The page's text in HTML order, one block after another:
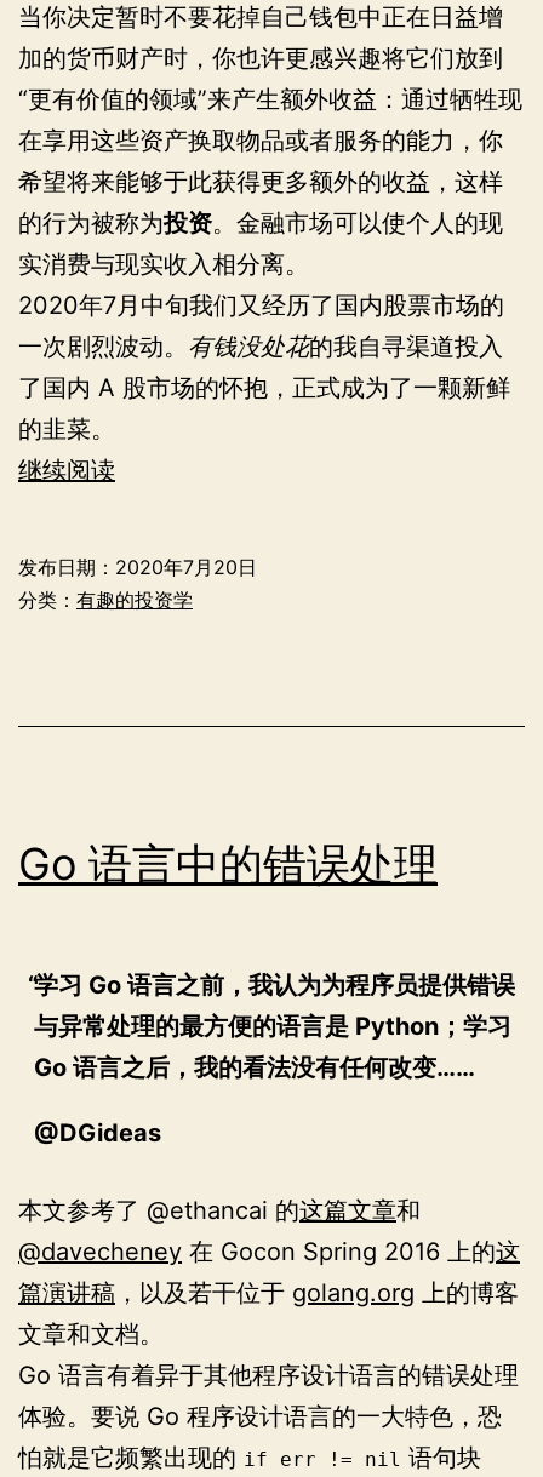
当你决定暂时不要花掉自己钱包中正在日益增
加的货币财产时，你也许更感兴趣将它们放到
“更有价值的领域”来产生额外收益：通过牺牲现
在享用这些资产换取物品或者服务的能力，你
希望将来能够于此获得更多额外的收益，这样
的行为被称为投资。金融市场可以使个人的现
实消费与现实收入相分离。
2020年7月中旬我们又经历了国内股票市场的
一次剧烈波动。 有钱没处花的我自寻渠道投入
了国内 A 股市场的怀抱，正式成为了一颗新鲜
的韭菜。
继续阅读
合
菜
发布日期： 2020年7月20日
分类： 有趣的投资学
Go 语言中的错误处理
学习 Go 语言之前，我认为为程序员提供错误
与异常处理的最方便的语言是 Python；学习
Go 语言之后，我的看法没有任何改变……
@DGideas
本文参考了 @ethancai 的这篇文章和
@davecheney 在 Gocon Spring 2016 上的这
篇演讲稿 ，以及若干位于 golang.org 上的博客
文章和文档。
Go 语言有着异于其他程序设计语言的错误处理
体验。要说 Go 程序设计语言的一大特色，恐
怕就是它频繁出现的 if err != nil 语句块